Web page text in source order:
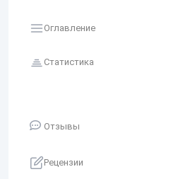
Оглавление
Статистика
Отзывы
Рецензии